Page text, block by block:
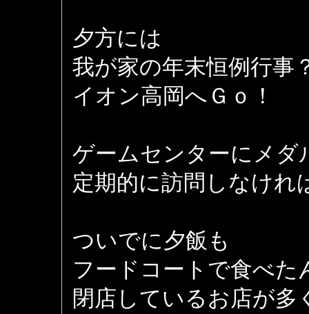
夕方には
我が家の年末恒例行事
イオン高岡へＧｏ！
ゲームセンターにメダ
定期的に訪問しなけれ
ついでに夕飯も
フードコートで食べた
閉店しているお店が多